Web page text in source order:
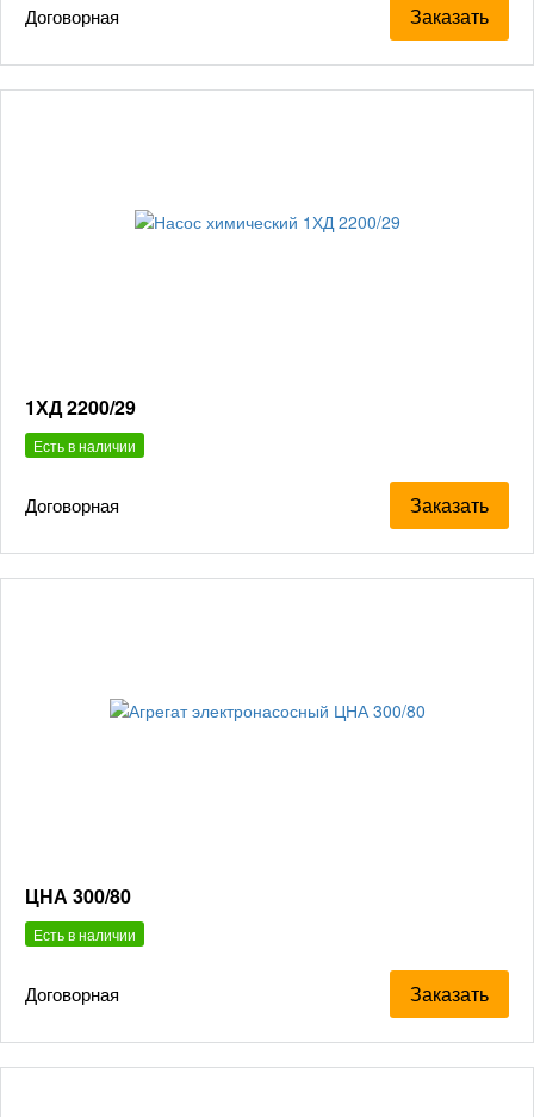
Договорная Заказать
1ХД 2200/29
Есть в наличии
Договорная Заказать
ЦНА 300/80
Есть в наличии
Договорная Заказать